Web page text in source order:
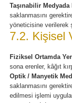
Taşınabilir
saklanmasını
yöneticisine verilerek
7.2. Kişisel
Fiziksel Ortamda
sona erenler, kâğıt
Optik / Manyetik
saklanmasını
edilmesi işlemi